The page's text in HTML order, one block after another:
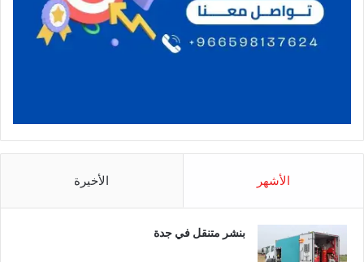
الأشهر الأخيرة
بنشر متنقل في جدة